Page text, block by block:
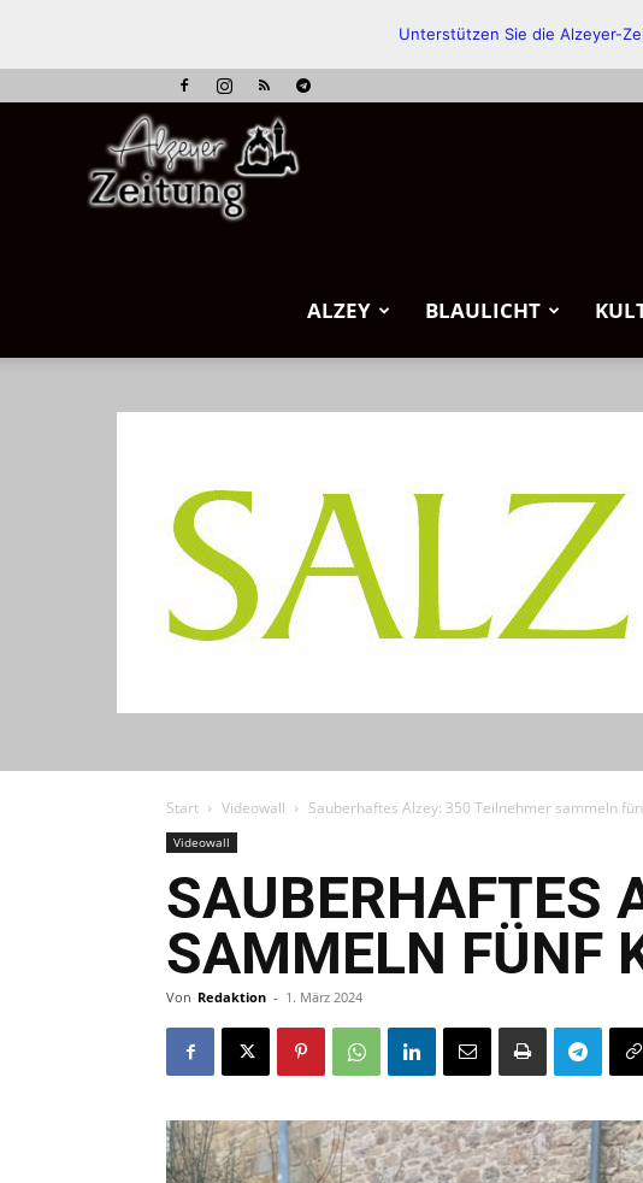
ALZEY BLAULICHT
Start Videowall Sauberhaftes Alzey: 350 Teilnehmer sammeln
Videowall
SAUBERHAFTES
SAMMELN FÜNF
Von Redaktion - 1. März 2024
Unterstützen Sie die Alzeyer-